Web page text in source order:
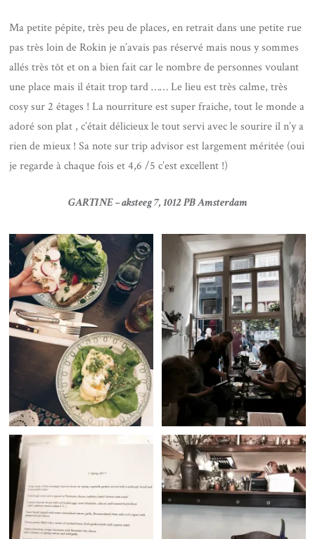
Ma petite pépite, très peu de places, en retrait dans une petite rue
pas très loin de Rokin je n’avais pas réservé mais nous y sommes
allés très tôt et on a bien fait car le nombre de personnes voulant
une place mais il était trop tard …… Le lieu est très calme, très
cosy sur 2 étages ! La nourriture est super fraiche, tout le monde a
adoré son plat , c’était délicieux le tout servi avec le sourire il n’y a
rien de mieux ! Sa note sur trip advisor est largement méritée (oui
je regarde à chaque fois et 4,6 /5 c’est excellent !)
GARTINE –aksteeg 7, 1012 PB Amsterdam